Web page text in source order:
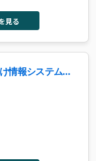
見る
情報システム部